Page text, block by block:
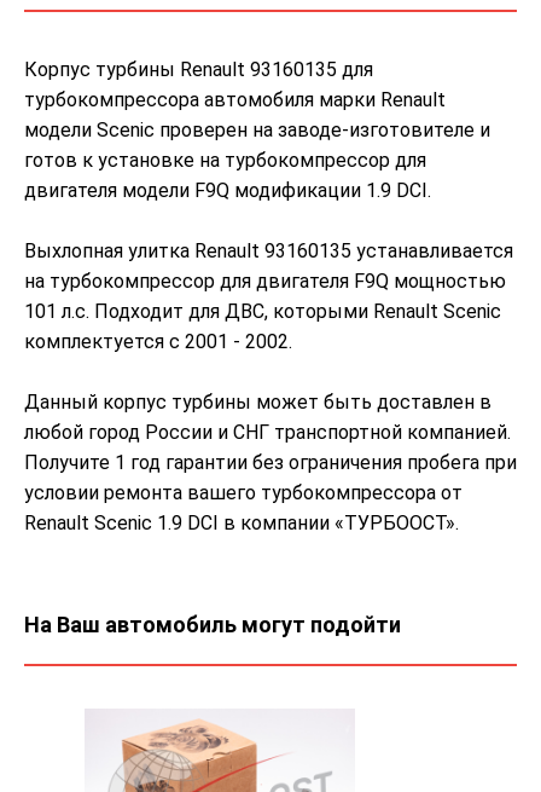
Корпус турбины Renault 93160135 для
турбокомпрессора автомобиля марки Renault
модели Scenic проверен на заводе-изготовителе и
готов к установке на турбокомпрессор для
двигателя модели F9Q модификации 1.9 DCI.
Выхлопная улитка Renault 93160135 устанавливается
на турбокомпрессор для двигателя F9Q мощностью
101 л.с. Подходит для ДВС, которыми Renault Scenic
комплектуется с 2001 - 2002.
Данный корпус турбины может быть доставлен в
любой город России и СНГ транспортной компанией.
Получите 1 год гарантии без ограничения пробега при
условии ремонта вашего турбокомпрессора от
Renault Scenic 1.9 DCI в компании «ТУРБООСТ».
На Ваш автомобиль могут подойти